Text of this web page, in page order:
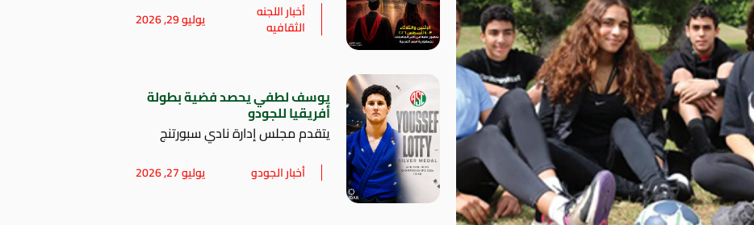
أخبار اللجنه
الثقافيه يوليو 29, 2026
يوسف لطفي يحصد فضية بطولة
أفريقيا للجودو
يتقدم مجلس إدارة نادي سبورتنج
أخبار الجودو يوليو 27, 2026